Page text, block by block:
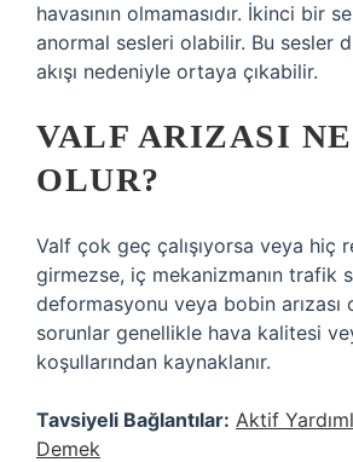
havasının olmamasıdır. İkinci bir
anormal sesleri olabilir. Bu sesler
akışı nedeniyle ortaya çıkabilir.
VALF ARIZASI
OLUR?
Valf çok geç çalışıyorsa veya hiç
girmezse, iç mekanizmanın trafik
deformasyonu veya bobin arızası
sorunlar genellikle hava kalitesi
koşullarından kaynaklanır.
Tavsiyeli Bağlantılar: Aktif
Demek